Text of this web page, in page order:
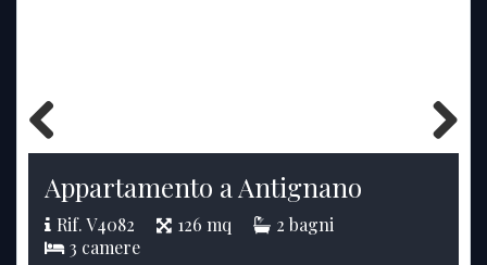
Previous Next
Appartamento a Antignano
Rif. V4082 126 mq
2 bagni
3 camere